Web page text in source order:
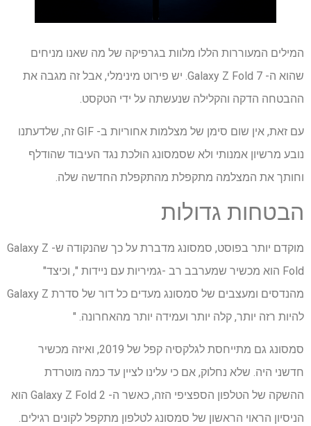
המילים המעוררות הללו מלוות בגרפיקה של מה שאנו מניחים
שהוא ה- Galaxy Z Fold 7. יש פירוט מינימלי, אבל זה מגבה את
ההבטחה הדקה והקלילה שנעשתה על ידי הטקסט.
עם זאת, אין שום סימן של מצלמות אחוריות ב- GIF זה, שלדעתנו
נובע מרשיון אמנותי ולא שסמסונג הולכת נגד העיבוד שהודלף
וחותך את המצלמה מתקפלת מהתקפלת החדשה שלה.
הבטחות גדולות
מוקדם יותר בפוסט, סמסונג מדברת על כך שהנקודה ש- Galaxy Z
Fold הוא מכשיר שמערבב רב -גמיריות עם ניידות ", וכיצד"
מהנדסים ומעצבים של סמסונג מעדים כל דור של סדרת Galaxy Z
להיות רזה יותר, קלה יותר ועמידה יותר מהאחרונה. "
סמסונג גם מתייחסת לגלקסיה קפל של 2019, ואיזה מכשיר
חדשני היה. שלא נחלוק, אם כי עלינו לציין עד כמה מוטרדת
ההשקה של הטלפון הספציפי הזה, כאשר ה- Galaxy Z Fold 2 הוא
הניסיון הראוי הראשון של סמסונג לטלפון מתקפל לקונים רגילים.